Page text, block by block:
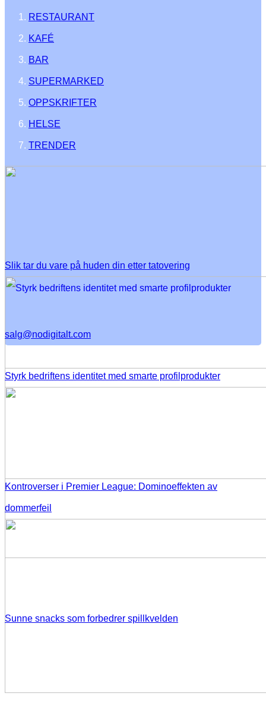
RESTAURANT
KAFÉ
BAR
SUPERMARKED
OPPSKRIFTER
HELSE
TRENDER
Slik tar du vare på huden din etter tatovering
Styrk bedriftens identitet med smarte profilprodukter
Kontroverser i Premier League: Dominoeffekten av
dommerfeil
Sunne snacks som forbedrer spillkvelden
salg@nodigitalt.com